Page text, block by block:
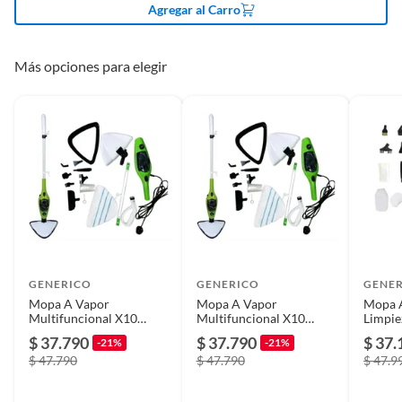
Plazo de
servicio técnico
6 meses
Modelo R2745
Potencia No aplica
Requiere Serial
No
Características Antiadherente
Superficie de
Multiuso
Agregar al Carro
Más opciones para elegir
GENERICO
Mopa A Vapor
Multifuncional X10
$ 37.790 -21%
$ 47.790
GENERICO
Mopa A Vapor
Multifuncional X10
$ 37.790 -21%
$ 47.790
Mopa
$
$